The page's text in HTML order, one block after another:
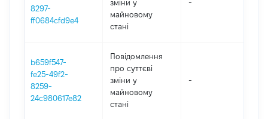
8297-
ff0684cfd9e4
зміни y
майновому
стані
-
b659f547-
fe25-49f2-
8259-
24c980617e82
Повідомлення
про суттєві
зміни y
майновому
стані
-